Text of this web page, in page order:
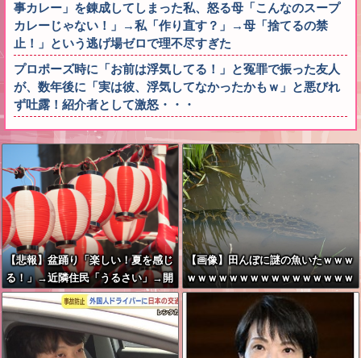
事カレー」を錬成してしまった私、怒る母「こんなのスープ
カレーじゃない！」→私「作り直す？」→母「捨てるの禁
止！」という逃げ場ゼロで理不尽すぎた
プロポーズ時に「お前は浮気してる！」と冤罪で振った友人
が、数年後に「実は彼、浮気してなかったかもｗ」と悪びれ
ず吐露！紹介者として激怒・・・
【悲報】盆踊り「楽しい！夏を感じ
る！」→近隣住民「うるさい」→開
催場所半減
【画像】田んぼに謎の魚いたｗｗｗ
ｗｗｗｗｗｗｗｗｗｗｗｗｗｗｗｗ
ｗｗｗ